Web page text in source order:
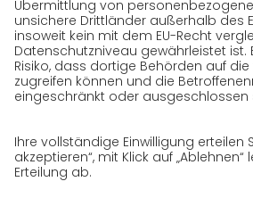
GO! als Arbeitgeber
Arbeitsbereiche
Offene Stellen
Initiativbewerbung bei GO!
Datenschutz
Datenschutzerklärung für
Datenschutzerklärung für